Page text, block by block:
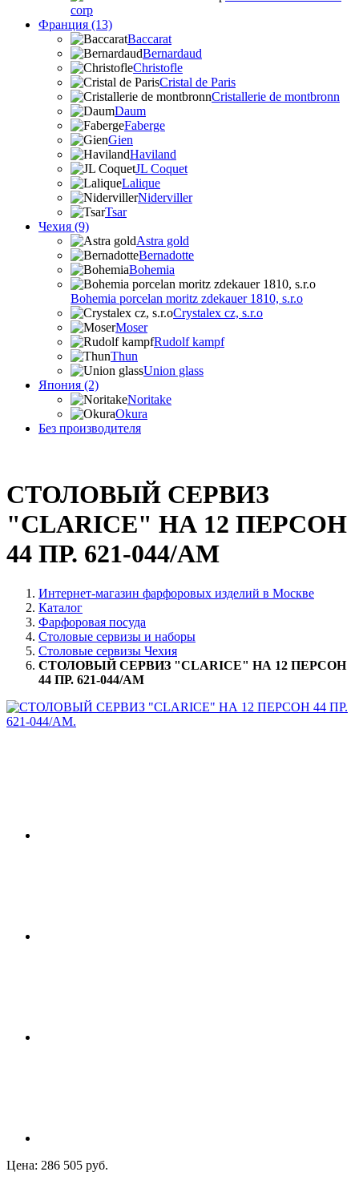
corp
Франция (13)
Baccarat
Bernardaud
Christofle
Cristal de Paris
Cristallerie de montbronn
Daum
Faberge
Gien
Haviland
JL Coquet
Lalique
Niderviller
Tsar
Чехия (9)
Astra gold
Bernadotte
Bohemia
Bohemia porcelan moritz zdekauer 1810, s.r.o
Crystalex cz, s.r.o
Moser
Rudolf kampf
Thun
Union glass
Япония (2)
Noritake
Okura
Без производителя
СТОЛОВЫЙ СЕРВИЗ
"CLARICE" НА 12 ПЕРСОН
44 ПР. 621-044/AM
Интернет-магазин фарфоровых изделий в Москве
Каталог
Фарфоровая посуда
Столовые сервизы и наборы
Столовые сервизы Чехия
СТОЛОВЫЙ СЕРВИЗ "CLARICE" НА 12 ПЕРСОН
44 ПР. 621-044/AM
Цена: 286 505 руб.